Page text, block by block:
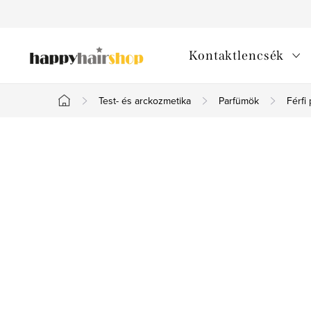
tartalomhoz
Kontaktlencsék
Kezdőlap
Test- és arckozmetika Parfümök Férfi